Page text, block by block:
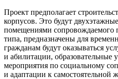
Проект предполагает
корпусов. Это будут
помещениями сопровождаемого
типа, предназначены для
гражданам будут оказываться
и абилитации, образовательные
мероприятия по социальному
и адаптации к самостоятельной